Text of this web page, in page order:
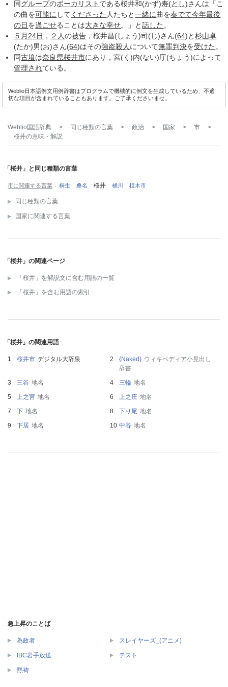
同グループのボーカリスト である桜井和(かず)寿(とし)さんは「こ
の曲を可能に して くださった 人たちと一緒に曲を奏でて今年最後
の日を過ごせることは大きな幸せ。」と話した 。
５月24日 ， ２人の被告 ，桜井昌(しょう)司(じ)さん(64)と杉山卓
(たか)男(お)さん(64)はその強盗殺人 について無罪判決を受けた 。
同古墳は奈良県桜井市にあり，宮(く)内(ない)庁(ちょう)によって
管理されている。
Weblio日本語例文用例辞書はプログラムで機械的に例文を生成しているため、不適
切な項目が含まれていることもあります。ご了承くださいませ。
Weblio国語辞典 > 同じ種類の言葉 > 政治 > 国家 > 市
>
桜井の意味・解説
「桜井」と同じ種類の言葉
市に関連する言葉 桐生 桑名 桜井 桶川 植木市
同じ種類の言葉
国家に関連する言葉
「桜井」の関連ページ
「桜井」を解説文に含む用語の一覧
「桜井」を含む用語の索引
「桜井」の関連用語
桜井市 デジタル大辞泉 {Naked} ウィキペディア小見出し
辞書
三谷 地名 三輪 地名
上之宮 地名 上之庄 地名
下 地名 下り尾 地名
下居 地名 中谷 地名
急上昇のことば
為政者 スレイヤーズ_(アニメ)
IBC岩手放送 テスト
黙祷